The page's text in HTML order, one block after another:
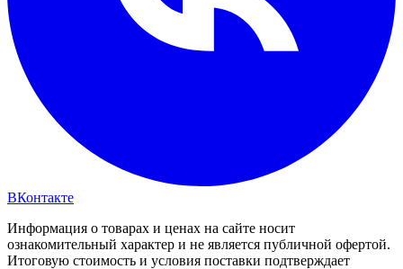
ВКонтакте
Информация о товарах и ценах на сайте носит
ознакомительный характер и не является публичной офертой.
Итоговую стоимость и условия поставки подтверждает